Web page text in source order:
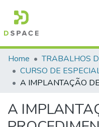
Communities &
All of DSpace
Home
A